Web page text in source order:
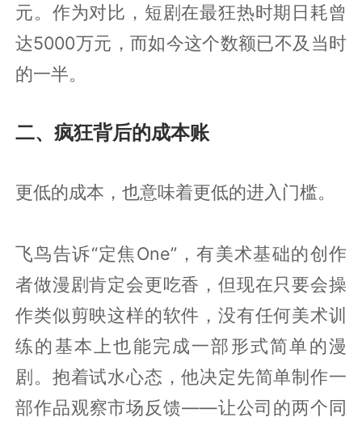
元。作为对比，短剧在最狂热时期日耗曾
达5000万元，而如今这个数额已不及当时
的一半。
二、疯狂背后的成本账
更低的成本，也意味着更低的进入门槛。
飞鸟告诉“定焦One”，有美术基础的创作
者做漫剧肯定会更吃香，但现在只要会操
作类似剪映这样的软件，没有任何美术训
练的基本上也能完成一部形式简单的漫
剧。抱着试水心态，他决定先简单制作一
部作品观察市场反馈——让公司的两个同